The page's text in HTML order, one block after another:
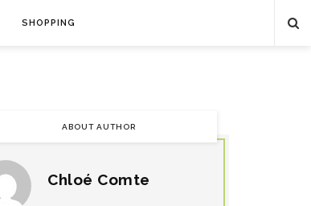
SHOPPING
ABOUT AUTHOR
Chloé Comte